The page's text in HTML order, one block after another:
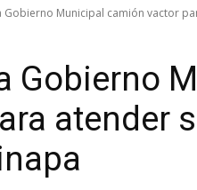
Gobierno Municipal camión vactor
Gobierno
atender